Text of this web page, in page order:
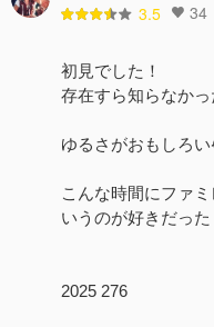
3.5 34
初見でした！
存在すら知らなかっ
ゆるさがおもしろ
こんな時間にファ
いうのが好きだった
2025 276